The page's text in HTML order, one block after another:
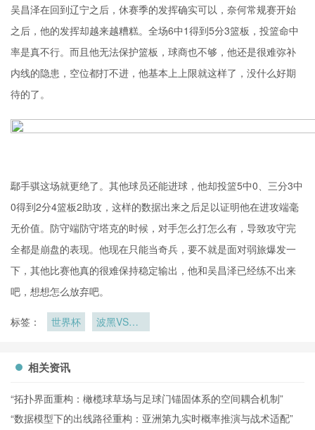
吴昌泽在回到辽宁之后，休赛季的发挥确实可以，奈何常规赛开始
之后，他的发挥却越来越糟糕。全场6中1得到5分3篮板，投篮命中
率是真不行。而且他无法保护篮板，球商也不够，他还是很难弥补
内线的隐患，空位都打不进，他基本上上限就这样了，没什么好期
待的了。
鄢手骐这场就更绝了。其他球员还能进球，他却投篮5中0、三分3中
0得到2分4篮板2助攻，这样的数据出来之后足以证明他在进攻端毫
无价值。防守端防守塔克的时候，对手怎么打怎么有，导致攻守完
全都是崩盘的表现。他现在只能当奇兵，要不就是面对弱旅爆发一
下，其他比赛他真的很难保持稳定输出，他和吴昌泽已经练不出来
吧，想想怎么放弃吧。
标签： 世界杯
波黑VS卡
相关资讯
“拓扑界面重构：橄榄球草场与足球门锚固体系的空间耦合机制”
“数据模型下的出线路径重构：亚洲第九实时概率推演与战术适配”